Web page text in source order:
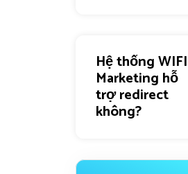
Hệ thống WIFI
Marketing hỗ
trợ redirect
không?